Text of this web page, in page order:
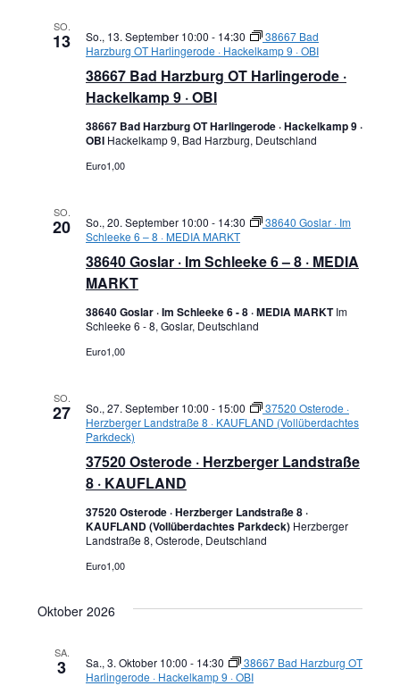
SO.
13
38667 Bad Harzburg OT Harlingerode ·
Hackelkamp 9 · OBI
So., 13. September 10:00 - 14:30
38667 Bad
Harzburg OT Harlingerode · Hackelkamp 9 · OBI
38667 Bad Harzburg OT Harlingerode · Hackelkamp 9 ·
OBI Hackelkamp 9, Bad Harzburg, Deutschland
Euro1,00
SO.
20
38640 Goslar · Im Schleeke 6 – 8 · MEDIA
MARKT
So., 20. September 10:00 - 14:30
38640 Goslar · Im
Schleeke 6 – 8 · MEDIA MARKT
38640 Goslar · Im Schleeke 6 - 8 · MEDIA MARKTIm
Schleeke 6 - 8, Goslar, Deutschland
Euro1,00
SO.
27
37520 Osterode · Herzberger Landstraße
8 · KAUFLAND
So., 27. September 10:00 - 15:00
37520 Osterode ·
Herzberger Landstraße 8 · KAUFLAND (Vollüberdachtes
Parkdeck)
37520 Osterode · Herzberger Landstraße 8 ·
KAUFLAND (Vollüberdachtes Parkdeck) Herzberger
Landstraße 8, Osterode, Deutschland
Euro1,00
Oktober 2026
SA.
3 Sa., 3. Oktober 10:00 - 14:30
38667 Bad Harzburg OT
Harlingerode · Hackelkamp 9 · OBI